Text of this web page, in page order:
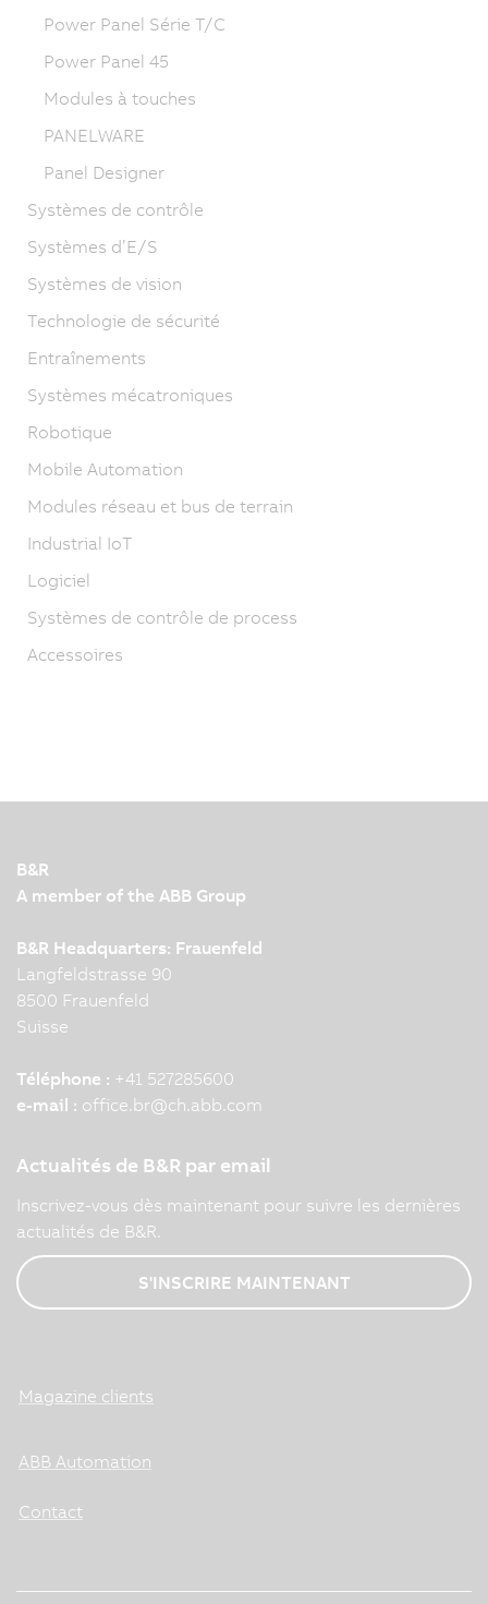
Power Panel Série T/C
Power Panel 45
Modules à touches
PANELWARE
Panel Designer
Systèmes de contrôle
Systèmes d’E/S
Systèmes de vision
Technologie de sécurité
Entraînements
Systèmes mécatroniques
Robotique
Mobile Automation
Modules réseau et bus de terrain
Industrial IoT
Logiciel
Systèmes de contrôle de process
Accessoires
B&R
A member of the ABB Group
B&R Headquarters: Frauenfeld
Langfeldstrasse 90
8500 Frauenfeld
Suisse
Téléphone : +41 527285600
e-mail : office.br@ch.abb.com
Actualités de B&R par email
Inscrivez-vous dès maintenant pour suivre les dernières
actualités de B&R.
S'INSCRIRE MAINTENANT
Magazine clients
ABB Automation
Contact